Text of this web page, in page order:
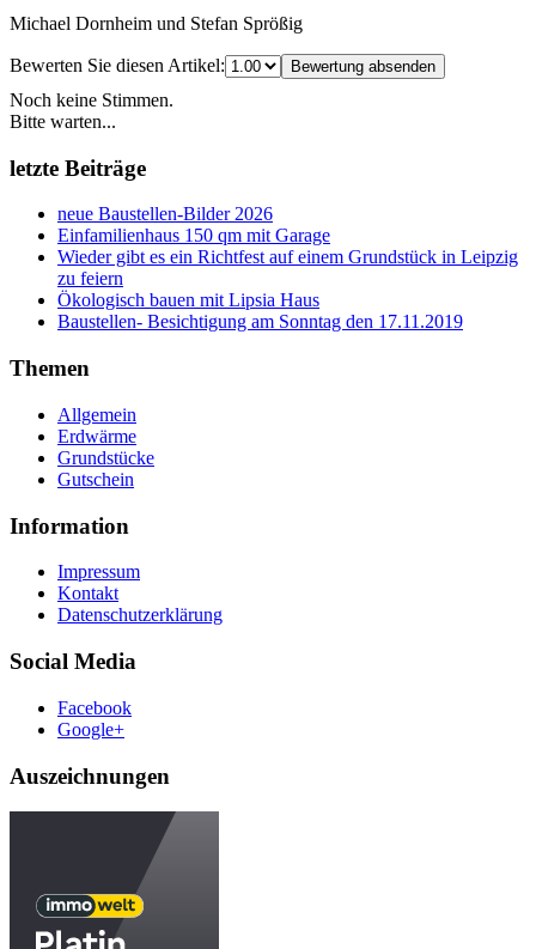
Michael Dornheim und Stefan Sprößig
Bewerten Sie diesen Artikel: Bewertung absenden
Noch keine Stimmen.
Bitte warten...
letzte Beiträge
neue Baustellen-Bilder 2026
Einfamilienhaus 150 qm mit Garage
Wieder gibt es ein Richtfest auf einem Grundstück in Leipzig
zu feiern
Ökologisch bauen mit Lipsia Haus
Baustellen- Besichtigung am Sonntag den 17.11.2019
Themen
Allgemein
Erdwärme
Grundstücke
Gutschein
Information
Impressum
Kontakt
Datenschutzerklärung
Social Media
Facebook
Google+
Auszeichnungen